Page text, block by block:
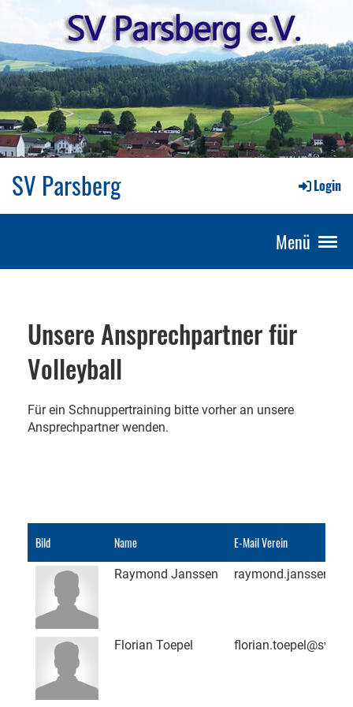
SV Parsberg Login
Menü
Unsere Ansprechpartner für
Volleyball
Für ein Schnuppertraining bitte vorher an unsere
Ansprechpartner wenden.
Bild Name E-Mail Verein
Raymond Janssen
Florian Toepel florian.toepel@sv-